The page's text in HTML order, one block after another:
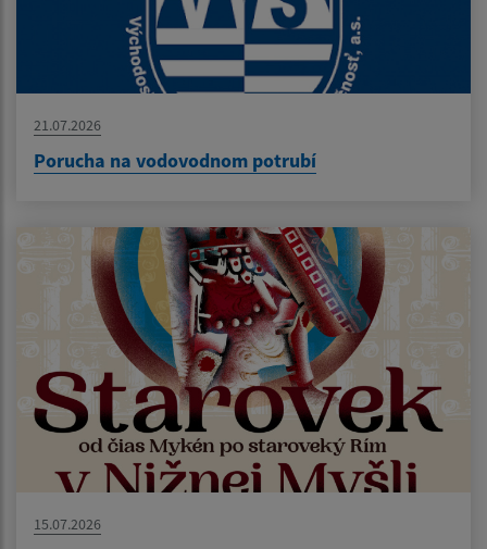
21.07.2026
Porucha na vodovodnom potrubí
15.07.2026